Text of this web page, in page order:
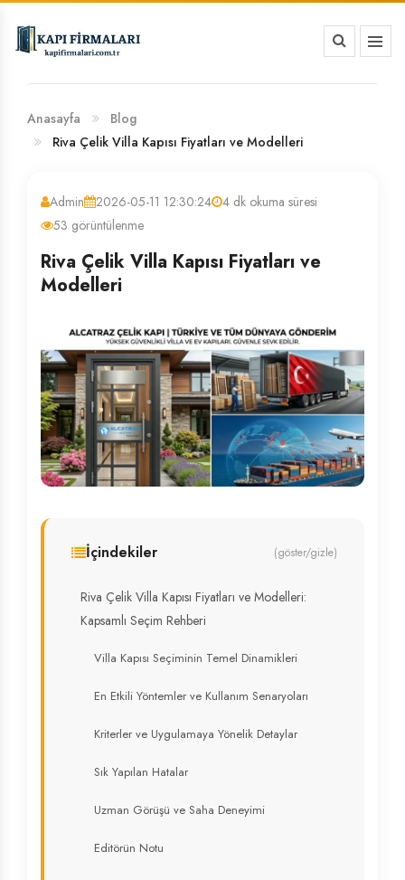
BANKA HESAP NUMARALARIMIZ
Anasayfa
Blog
Riva Çelik Villa Kapısı Fiyatları ve Modelleri
Admin 2026-05-11 12:30:24 4 dk okuma süresi
53 görüntülenme
Riva Çelik Villa Kapısı Fiyatları ve
Modelleri
İçindekiler (göster/gizle)
Riva Çelik Villa Kapısı Fiyatları ve Modelleri:
Kapsamlı Seçim Rehberi
Villa Kapısı Seçiminin Temel Dinamikleri
En Etkili Yöntemler ve Kullanım Senaryoları
Kriterler ve Uygulamaya Yönelik Detaylar
Sık Yapılan Hatalar
Uzman Görüşü ve Saha Deneyimi
Editörün Notu